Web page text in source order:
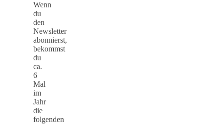
Wenn
du
den
Newsletter
abonnierst,
bekommst
du
ca.
6
Mal
im
Jahr
die
folgenden